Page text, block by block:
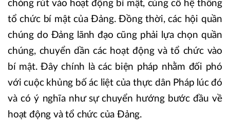
chóng rút vào hoạt động bí mật, củng cố hệ thống
tổ chức bí mật của Đảng. Đồng thời, các hội quần
chúng do Đảng lãnh đạo cũng phải lựa chọn quần
chúng, chuyển dần các hoạt động và tổ chức vào
bí mật. Đây chính là các biện pháp nhằm đối phó
với cuộc khủng bố ác liệt của thực dân Pháp lúc đó
và có ý nghĩa như sự chuyển hướng bước đầu về
hoạt động và tổ chức của Đảng.